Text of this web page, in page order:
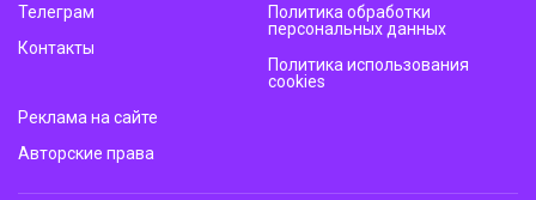
Телеграм
Контакты
Политика обработки
персональных данных
Политика использования
cookies
Реклама на сайте
Авторские права